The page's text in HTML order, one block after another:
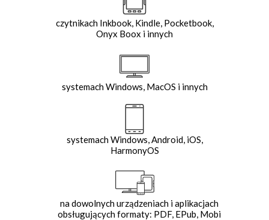
czytnikach Inkbook, Kindle, Pocketbook,
Onyx Boox i innych
systemach Windows, MacOS i innych
systemach Windows, Android, iOS,
HarmonyOS
na dowolnych urządzeniach i aplikacjach
obsługujących formaty: PDF, EPub, Mobi